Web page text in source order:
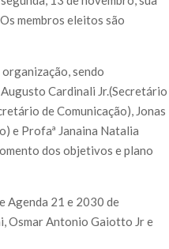
membros eleitos são
sendo
Cardinali Jr.(Secretário
de Comunicação), Jonas
e Profaª Janaina Natalia
dos objetivos e plano
Agenda 21 e 2030 de
Osmar Antonio Gaiotto Jr e